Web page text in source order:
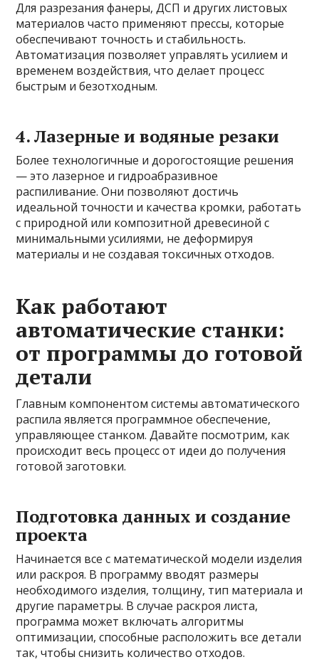
Для разрезания фанеры, ДСП и других листовых
материалов часто применяют прессы, которые
обеспечивают точность и стабильность.
Автоматизация позволяет управлять усилием и
временем воздействия, что делает процесс
быстрым и безотходным.
4. Лазерные и водяные резаки
Более технологичные и дорогостоящие решения
— это лазерное и гидроабразивное
распиливание. Они позволяют достичь
идеальной точности и качества кромки, работать
с природной или композитной древесиной с
минимальными усилиями, не деформируя
материалы и не создавая токсичных отходов.
Как работают
автоматические станки:
от программы до готовой
детали
Главным компонентом системы автоматического
распила является программное обеспечение,
управляющее станком. Давайте посмотрим, как
происходит весь процесс от идеи до получения
готовой заготовки.
Подготовка данных и создание
проекта
Начинается все с математической модели изделия
или раскроя. В программу вводят размеры
необходимого изделия, толщину, тип материала и
другие параметры. В случае раскроя листа,
программа может включать алгоритмы
оптимизации, способные расположить все детали
так, чтобы снизить количество отходов.